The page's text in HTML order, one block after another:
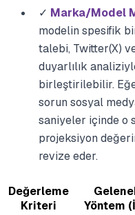
✓ Marka/Model
modelin spesifik
talebi, Twitter(X)
duyarlılık
birleştirilebilir.
sorun sosyal
saniyeler içinde o
projeksiyon
revize eder.
Değerleme
Kriteri
Yöntem